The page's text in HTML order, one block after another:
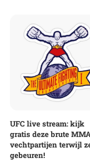
UFC live stream: kijk
gratis deze brute
vechtpartijen terwijl
gebeuren!